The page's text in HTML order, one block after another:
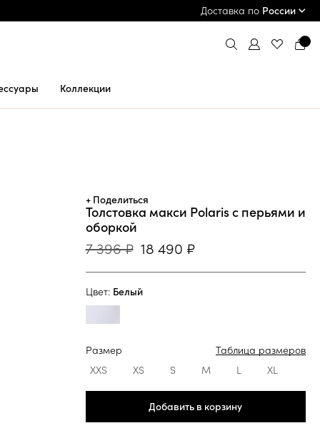
ПРИМЕРКА И ОПЛАТА ПРИ ПОЛУЧЕНИИ*
Доставка по России
Коллекции
+ Поделиться
Толстовка макси Polaris с перьями и
оборкой
7 396 ₽ 18 490 ₽
Цвет: Белый
Размер
Таблица размеров
XXS
XS S M L XL
Добавить в корзину